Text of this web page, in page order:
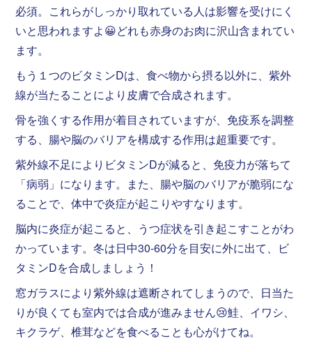
必須。これらがしっかり取れている人は影響を受けにく
いと思われますよ😀どれも赤身のお肉に沢山含まれてい
ます。
もう１つのビタミンDは、食べ物から摂る以外に、紫外
線が当たることにより皮膚で合成されます。
骨を強くする作用が着目されていますが、免疫系を調整
する、腸や脳のバリアを構成する作用は超重要です。
紫外線不足によりビタミンDが減ると、免疫力が落ちて
「病弱」になります。また、腸や脳のバリアが脆弱にな
ることで、体中で炎症が起こりやすなります。
脳内に炎症が起こると、うつ症状を引き起こすことがわ
かっています。冬は日中30-60分を目安に外に出て、ビ
タミンDを合成しましょう！
窓ガラスにより紫外線は遮断されてしまうので、日当た
りが良くても室内では合成が進みません😢鮭、イワシ、
キクラゲ、椎茸などを食べることも心がけてね。